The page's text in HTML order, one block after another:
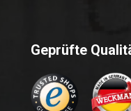
Geprüfte